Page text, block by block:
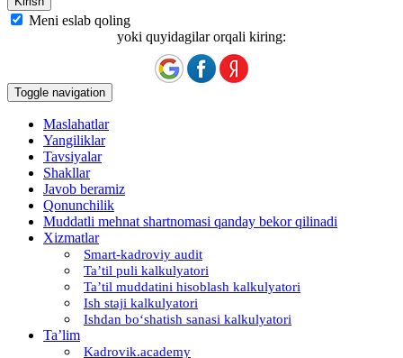
Meni eslab qoling
yoki quyidagilar orqali kiring:
Toggle navigation
Maslahatlar
Yangiliklar
Tavsiyalar
Shakllar
Javob beramiz
Qonunchilik
Muddatli mehnat shartnomasi qanday bekor qilinadi
Xizmatlar
Smart-kadroviy audit
Ta’til puli kalkulyatori
Ta’til muddatini hisoblash kalkulyatori
Ish staji kalkulyatori
Ishdan boʻshatish sanasi kalkulyatori
Ta’lim
Kadrovik.academy